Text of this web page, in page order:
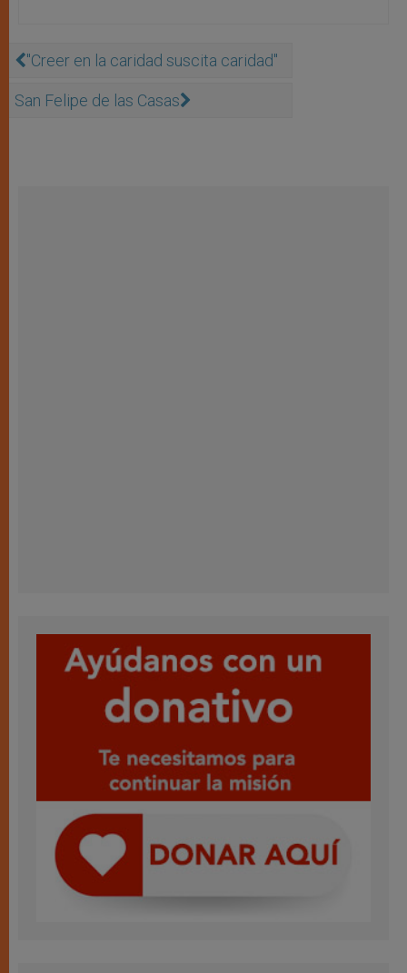
''Creer en la caridad suscita caridad''
San Felipe de las Casas